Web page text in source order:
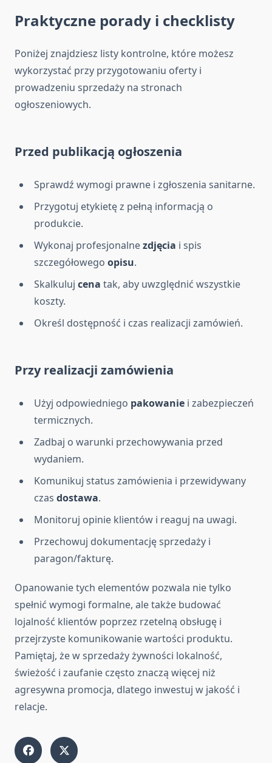
Praktyczne porady i checklisty
Poniżej znajdziesz listy kontrolne, które możesz
wykorzystać przy przygotowaniu oferty i
prowadzeniu sprzedaży na stronach
ogłoszeniowych.
Przed publikacją ogłoszenia
Sprawdź wymogi prawne i zgłoszenia sanitarne.
Przygotuj etykietę z pełną informacją o
produkcie.
Wykonaj profesjonalnezdjęcia i spis
szczegółowego opisu.
Skalkuluj cena tak, aby uwzględnić wszystkie
koszty.
Określ dostępność i czas realizacji zamówień.
Przy realizacji zamówienia
Użyj odpowiedniego pakowanie i zabezpieczeń
termicznych.
Zadbaj o warunki przechowywania przed
wydaniem.
Komunikuj status zamówienia i przewidywany
czas dostawa.
Monitoruj opinie klientów i reaguj na uwagi.
Przechowuj dokumentację sprzedaży i
paragon/fakturę.
Opanowanie tych elementów pozwala nie tylko
spełnić wymogi formalne, ale także budować
lojalność klientów poprzez rzetelną obsługę i
przejrzyste komunikowanie wartości produktu.
Pamiętaj, że w sprzedaży żywności lokalność,
świeżość i zaufanie często znaczą więcej niż
agresywna promocja, dlatego inwestuj w jakość i
relacje.